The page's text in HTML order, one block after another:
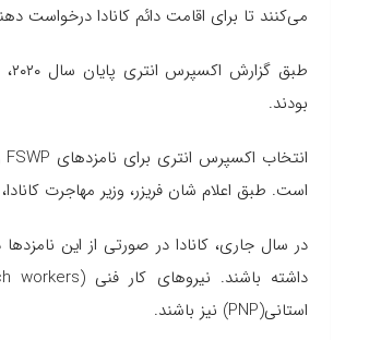
می‌کنند تا برای اقامت دائم کانادا درخواست
بودند.
است. طبق اعلام شان فریزر، وزیر مهاجرت
استانی(PNP) نیز باشند.